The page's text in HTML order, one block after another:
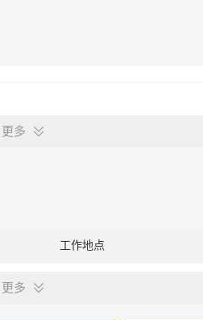
更多
工作地点
更多